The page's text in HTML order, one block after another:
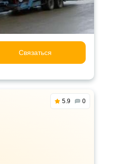
Связаться
5.9 0